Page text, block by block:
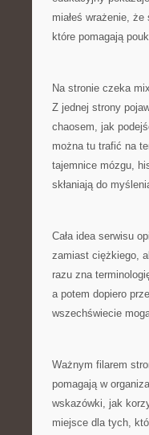
miałeś wrażenie,
które pomagają
Na stronie czeka
Z jednej strony
chaosem, jak
można tu trafić na
tajemnice mózgu,
skłaniają do
Cała idea serwisu
zamiast ciężkiego,
razu zna
a potem dopiero
wszechświecie
Ważnym filarem
pomagają w
wskazówki, jak
miejsce dla tych,